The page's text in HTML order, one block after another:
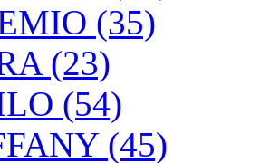
(35)
(23)
(54)
(45)